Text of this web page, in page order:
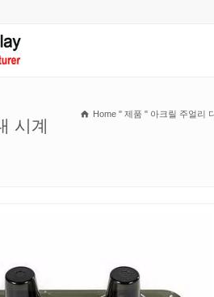
시계
Home " 제품 " 아크릴 주얼리